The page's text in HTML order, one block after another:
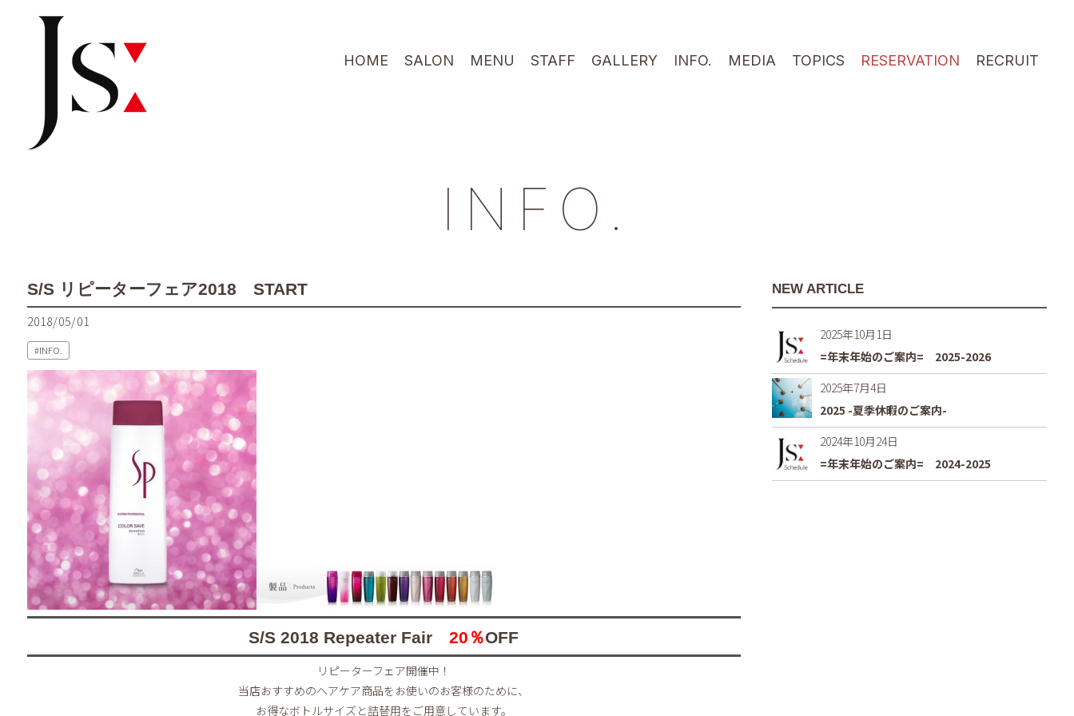
HOME SALON MENU STAFF GALLERY INFO. MEDIA TOPICS RESERVATION RECRUIT
INFO.
S/S リピーターフェア2018 START
2018/05/01
INFO.
S/S 2018 Repeater Fair 20％OFF
リピーターフェア開催中！
当店おすすめのヘアケア商品をお使いのお客様のために、
お得なボトルサイズと詰替用をご用意しています。
NEW ARTICLE
2025年10月1日
=年末年始のご案内= 2025-2026
2025年7月4日
2025 -夏季休暇のご案内-
2024年10月24日
=年末年始のご案内= 2024-2025